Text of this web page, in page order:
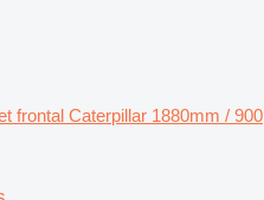
frontal Caterpillar 1880mm / 900